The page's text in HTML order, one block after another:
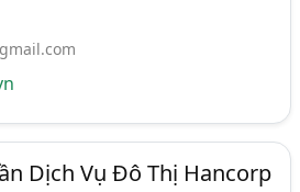
Dịch Vụ Đô Thị Hancorp